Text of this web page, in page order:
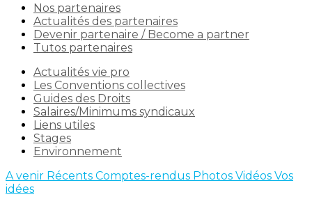
Nos partenaires
Actualités des partenaires
Devenir partenaire / Become a partner
Tutos partenaires
Actualités vie pro
Les Conventions collectives
Guides des Droits
Salaires/Minimums syndicaux
Liens utiles
Stages
Environnement
A venir Récents Comptes-rendus Photos Vidéos Vos
idées